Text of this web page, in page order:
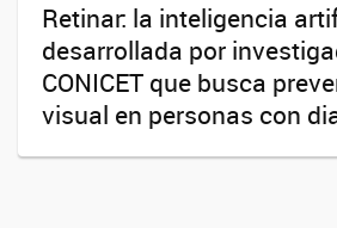
Retinar: la inteligencia
desarrollada por
CONICET que busca
visual en personas con